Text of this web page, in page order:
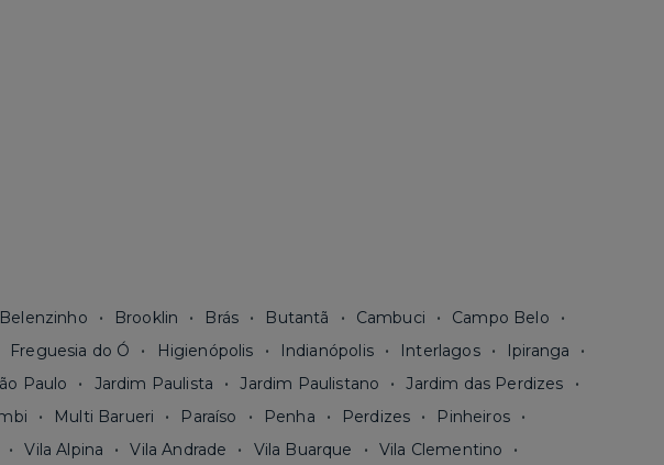
Belenzinho Brooklin Brás Butantã Cambuci
Campo Belo
Freguesia do Ó Higienópolis Indianópolis Interlagos
Ipiranga
Paulo Jardim Paulista Jardim Paulistano
Jardim das Perdizes
Multi Barueri Paraíso Penha Perdizes
Pinheiros
Vila Alpina Vila Andrade Vila Buarque
Vila Clementino